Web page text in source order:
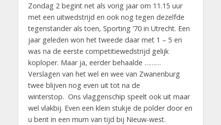
Zondag 2 begint net als vorig jaar om 11.15 uur
met een uitwedstrijd en ook nog tegen dezelfde
tegenstander als toen, Sporting ’70 in Utrecht. Een
jaar geleden won het tweede daar met 1 – 5 en
was na de eerste competitiewedstrijd gelijk
koploper. Maar ja, eerder behaalde ………
Verslagen van het wel en wee van Zwanenburg
twee blijven nog even uit tot na de
winterstop. Ons vlaggenschip speelt ook uit maar
wel vlakbij. Even een klein stukje de polder door en
u bent in een mum van tijd bij Nieuw-west.